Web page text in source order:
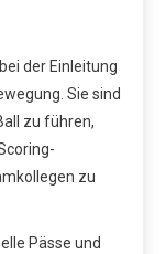
der Einleitung
Sie sind
zu führen,
zu
Pässe und